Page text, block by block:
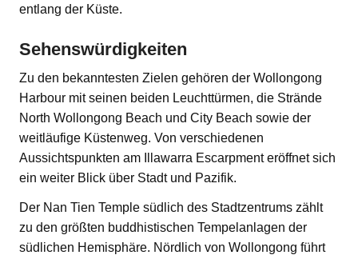
entlang der Küste.
Sehenswürdigkeiten
Zu den bekanntesten Zielen gehören der Wollongong
Harbour mit seinen beiden Leuchttürmen, die Strände
North Wollongong Beach und City Beach sowie der
weitläufige Küstenweg. Von verschiedenen
Aussichtspunkten am Illawarra Escarpment eröffnet sich
ein weiter Blick über Stadt und Pazifik.
Der Nan Tien Temple südlich des Stadtzentrums zählt
zu den größten buddhistischen Tempelanlagen der
südlichen Hemisphäre. Nördlich von Wollongong führt